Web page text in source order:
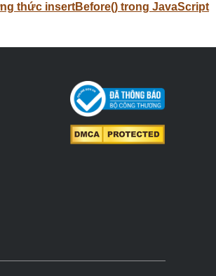
thức insertBefore() trong JavaScript